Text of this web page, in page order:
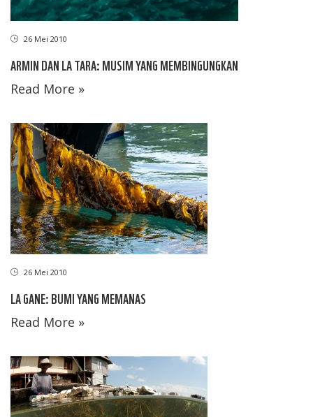
26 Mei 2010
ARMIN DAN LA TARA: MUSIM YANG MEMBINGUNGKAN
Read More »
26 Mei 2010
LA GANE: BUMI YANG MEMANAS
Read More »